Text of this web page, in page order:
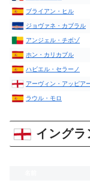
ブライアン・ヒル
ジョヴァネ・カブラル
アンジェル・チボゾ
ホン・カリカブル
ハビエル・セラーノ
アーヴィン・アッピア
ラウル・モロ
イング